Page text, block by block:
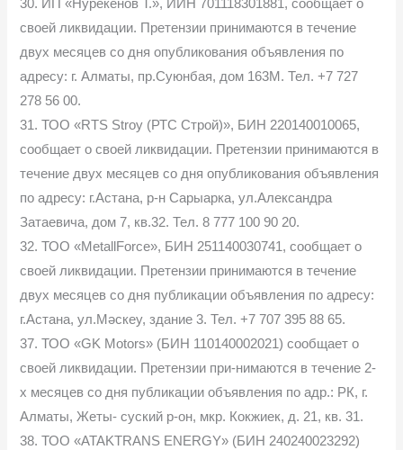
30. ИП «Нурекенов Т.», ИИН 701118301881, сообщает о
своей ликвидации. Претензии принимаются в течение
двух месяцев со дня опубликования объявления по
адресу: г. Алматы, пр.Суюнбая, дом 163М. Тел. +7 727
278 56 00.
31. ТОО «RTS Stroy (РТС Строй)», БИН 220140010065,
сообщает о своей ликвидации. Претензии принимаются в
течение двух месяцев со дня опубликования объявления
по адресу: г.Астана, р-н Сарыарка, ул.Александра
Затаевича, дом 7, кв.32. Тел. 8 777 100 90 20.
32. ТОО «MetallForce», БИН 251140030741, сообщает о
своей ликвидации. Претензии принимаются в течение
двух месяцев со дня публикации объявления по адресу:
г.Астана, ул.Мәскеу, здание 3. Тел. +7 707 395 88 65.
37. ТОО «GK Motors» (БИН 110140002021) сообщает о
своей ликвидации. Претензии при-нимаются в течение 2-
х месяцев со дня публикации объявления по адр.: РК, г.
Алматы, Жеты- суский р-он, мкр. Кокжиек, д. 21, кв. 31.
38. ТОО «ATAKTRANS ENERGY» (БИН 240240023292)